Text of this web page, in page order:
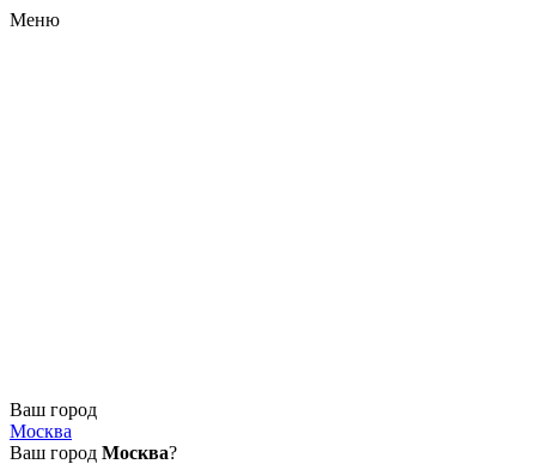
Меню
Ваш город
Москва
Ваш город Москва?